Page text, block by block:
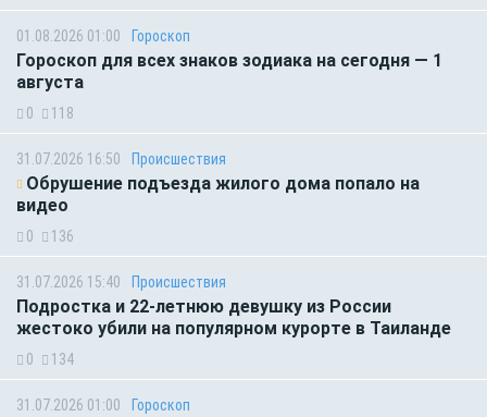
01.08.2026 01:00 Гороскоп
Гороскоп для всех знаков зодиака на сегодня — 1
августа
0 118
31.07.2026 16:50 Происшествия
Обрушение подъезда жилого дома попало на
видео
0 136
31.07.2026 15:40 Происшествия
Подростка и 22-летнюю девушку из России
жестоко убили на популярном курорте в Таиланде
0 134
31.07.2026 01:00 Гороскоп